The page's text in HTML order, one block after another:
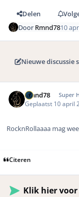
Delen
DoorRmnd7810
Nieuwe discussie
Rmnd78 Super
Geplaatst 10 april
RocknRollaaaa mag
Citeren
Klik hier voor